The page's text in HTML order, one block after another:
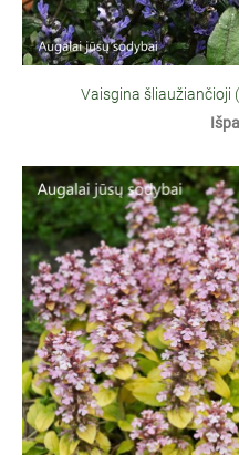
Vaisgina šliaužiančioji